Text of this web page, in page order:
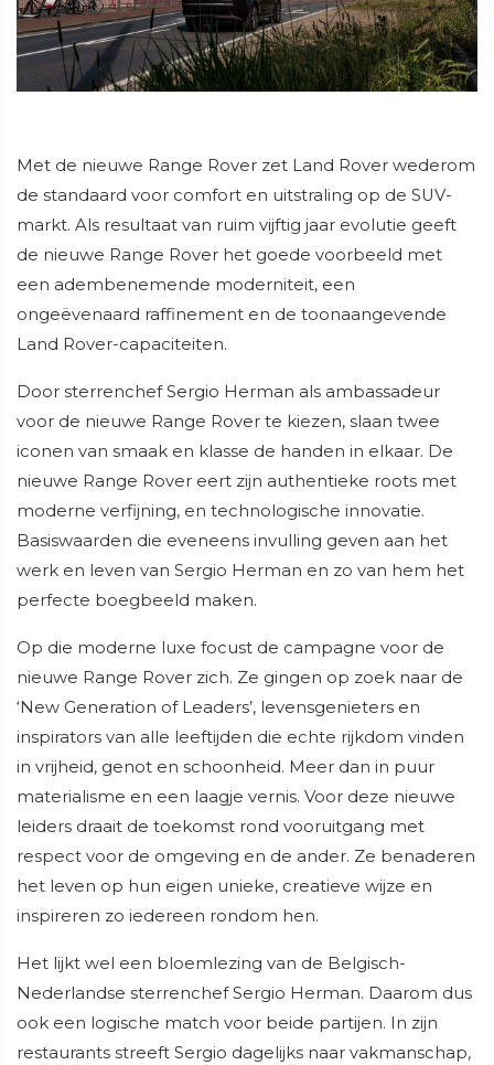
Met de nieuwe Range Rover zet Land Rover wederom
de standaard voor comfort en uitstraling op de SUV-
markt. Als resultaat van ruim vijftig jaar evolutie geeft
de nieuwe Range Rover het goede voorbeeld met
een adembenemende moderniteit, een
ongeëvenaard raffinement en de toonaangevende
Land Rover-capaciteiten.
Door sterrenchef Sergio Herman als ambassadeur
voor de nieuwe Range Rover te kiezen, slaan twee
iconen van smaak en klasse de handen in elkaar. De
nieuwe Range Rover eert zijn authentieke roots met
moderne verfijning, en technologische innovatie.
Basiswaarden die eveneens invulling geven aan het
werk en leven van Sergio Herman en zo van hem het
perfecte boegbeeld maken.
Op die moderne luxe focust de campagne voor de
nieuwe Range Rover zich. Ze gingen op zoek naar de
‘New Generation of Leaders’, levensgenieters en
inspirators van alle leeftijden die echte rijkdom vinden
in vrijheid, genot en schoonheid. Meer dan in puur
materialisme en een laagje vernis. Voor deze nieuwe
leiders draait de toekomst rond vooruitgang met
respect voor de omgeving en de ander. Ze benaderen
het leven op hun eigen unieke, creatieve wijze en
inspireren zo iedereen rondom hen.
Het lijkt wel een bloemlezing van de Belgisch-
Nederlandse sterrenchef Sergio Herman. Daarom dus
ook een logische match voor beide partijen. In zijn
restaurants streeft Sergio dagelijks naar vakmanschap,